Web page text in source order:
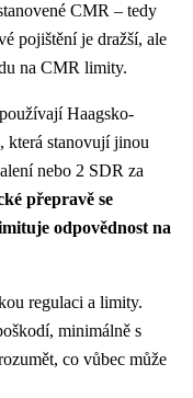
CMR – tedy
pojištění je dražší, ale
na CMR limity.
Haagsko-
která stanovují jinou
nebo 2 SDR za
přepravě se
odpovědnost na
regulaci a limity.
minimálně s
co vůbec může